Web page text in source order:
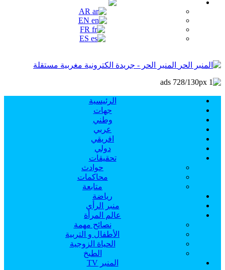
AR
EN
FR
ES
المنبر الحر - جريدة الكترونية مغربية مستقلة
الرئيسية
جهات
وطني
عربي
افريقي
دولي
تحقيقات
حوادث
محاكمات
متابعة
رياضة
منبر الرأي
عالم المرأة
نصائح مهمة
الأطفال و التربية
الحياة الزوجية
الطبخ
المنبر TV